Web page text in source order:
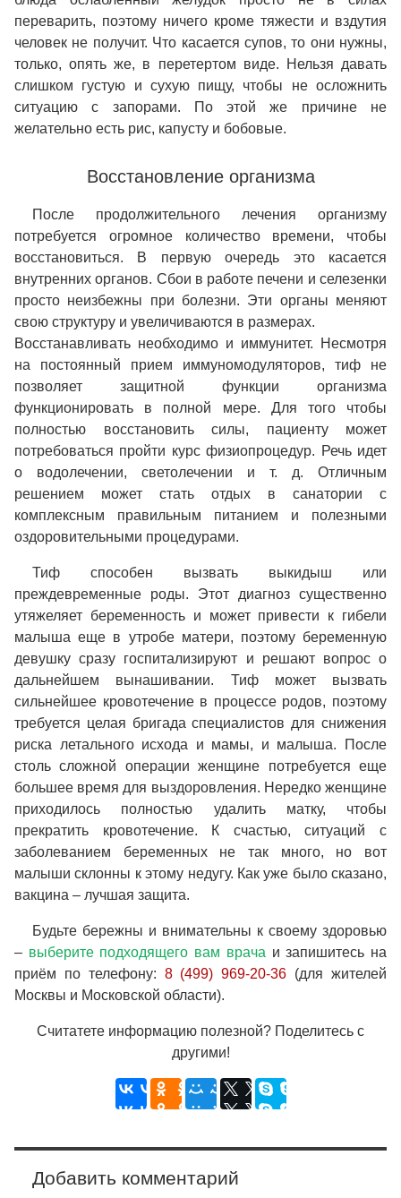
переварить, поэтому ничего кроме тяжести и вздутия
человек не получит. Что касается супов, то они нужны,
только, опять же, в перетертом виде. Нельзя давать
слишком густую и сухую пищу, чтобы не осложнить
ситуацию с запорами. По этой же причине не
желательно есть рис, капусту и бобовые.
Восстановление организма
После продолжительного лечения организму
потребуется огромное количество времени, чтобы
восстановиться. В первую очередь это касается
внутренних органов. Сбои в работе печени и селезенки
просто неизбежны при болезни. Эти органы меняют
свою структуру и увеличиваются в размерах.
Восстанавливать необходимо и иммунитет. Несмотря
на постоянный прием иммуномодуляторов, тиф не
позволяет защитной функции организма
функционировать в полной мере. Для того чтобы
полностью восстановить силы, пациенту может
потребоваться пройти курс физиопроцедур. Речь идет
о водолечении, светолечении и т. д. Отличным
решением может стать отдых в санатории с
комплексным правильным питанием и полезными
оздоровительными процедурами.
Тиф способен вызвать выкидыш или
преждевременные роды. Этот диагноз существенно
утяжеляет беременность и может привести к гибели
малыша еще в утробе матери, поэтому беременную
девушку сразу госпитализируют и решают вопрос о
дальнейшем вынашивании. Тиф может вызвать
сильнейшее кровотечение в процессе родов, поэтому
требуется целая бригада специалистов для снижения
риска летального исхода и мамы, и малыша. После
столь сложной операции женщине потребуется еще
большее время для выздоровления. Нередко женщине
приходилось полностью удалить матку, чтобы
прекратить кровотечение. К счастью, ситуаций с
заболеванием беременных не так много, но вот
малыши склонны к этому недугу. Как уже было сказано,
вакцина – лучшая защита.
Будьте бережны и внимательны к своему здоровью
– выберите подходящего вам врача и запишитесь на
приём по телефону: 8 (499) 969-20-36 (для жителей
Москвы и Московской области).
Считатете информацию полезной? Поделитесь с
другими!
Добавить комментарий